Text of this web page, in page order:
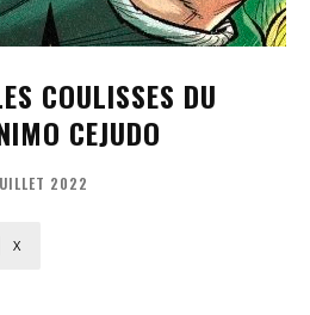
COULISSES DU
CEJUDO
2022
X